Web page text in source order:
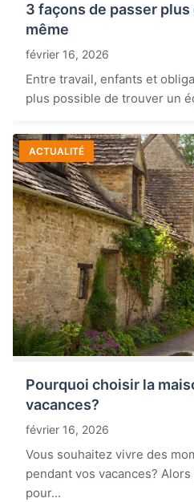
3 façons de passer
même
février 16, 2026
Entre travail, enfants et
plus possible de trouver un
ACTUALITÉ
Pourquoi choisir la
vacances?
février 16, 2026
Vous souhaitez vivre des
pendant vos vacances?
pour...